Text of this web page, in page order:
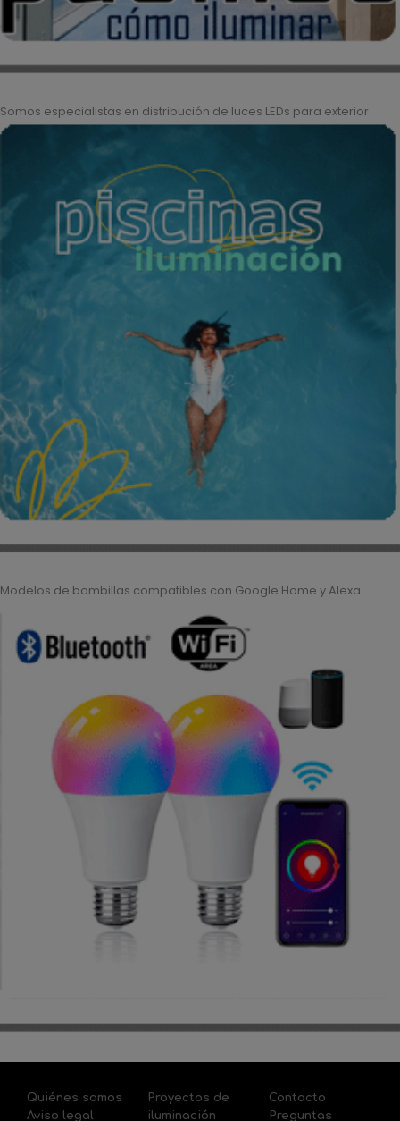
Somos especialistas en distribución de luces LEDs para exterior
Modelos de bombillas compatibles con Google Home y Alexa
Quiénes somos
Aviso legal
Proyectos de
iluminación
Contacto
Preguntas